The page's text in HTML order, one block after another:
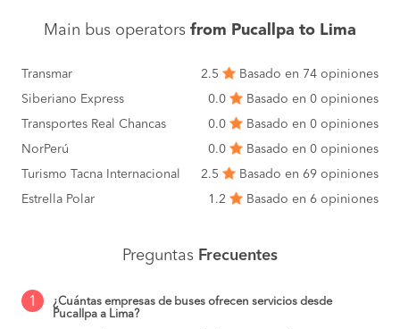
Main bus operators from Pucallpa to Lima
Transmar 2.5
Basado en 74 opiniones
Siberiano Express
0.0
Basado en 0 opiniones
Transportes Real Chancas
0.0
Basado en 0 opiniones
NorPerú
0.0
Basado en 0 opiniones
Turismo Tacna Internacional
2.5
Basado en 69 opiniones
Estrella Polar
1.2 Basado en 6 opiniones
Preguntas Frecuentes
1
¿Cuántas empresas de buses ofrecen servicios desde
Pucallpa a Lima?